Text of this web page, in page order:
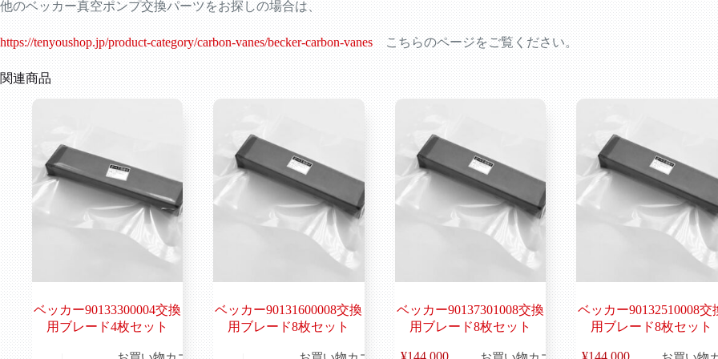
他のベッカー真空ポンプ交換パーツをお探しの場合は、
https://tenyoushop.jp/product-category/carbon-vanes/becker-carbon-vanesこちらのページをご覧ください。
関連商品
ベッカー90133300004交換
用ブレード4枚セット
ベッカー90131600008交換
用ブレード8枚セット
ベッカー90137301008交換
用ブレード8枚セット
ベッカー90132510008交
用ブレード8枚セット